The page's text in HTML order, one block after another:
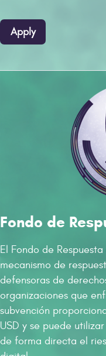
Apply
Fondo de
El Fondo de
mecanismo de
defensoras de
organizaciones que
subvención
USD y se puede
de forma directa el